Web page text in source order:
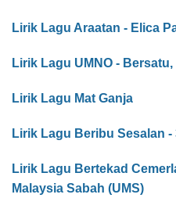
Lirik Lagu Araatan - Elica
Lirik Lagu UMNO -
Lirik Lagu Mat Ganja
Lirik Lagu Beribu Sesalan -
Lirik Lagu Bertekad
Malaysia Sabah (UMS)